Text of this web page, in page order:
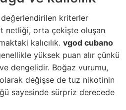
değerlendirilen kriterler
netliği, orta çekişte oluşan
kalıcılık. vgod cubano
yüksek puan alır çünkü
dengelidir. Boğaz vurumu,
değişse de tuz nikotinin
sayesinde sürpriz derecede